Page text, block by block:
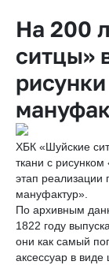
На 200
ситцы»
ХБК «Шуйские
ткани с
этап реализации
мануфактур».
По архивным
1822 году
они как самый
аксессуар в